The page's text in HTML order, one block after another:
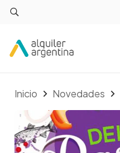
Inicio Novedades